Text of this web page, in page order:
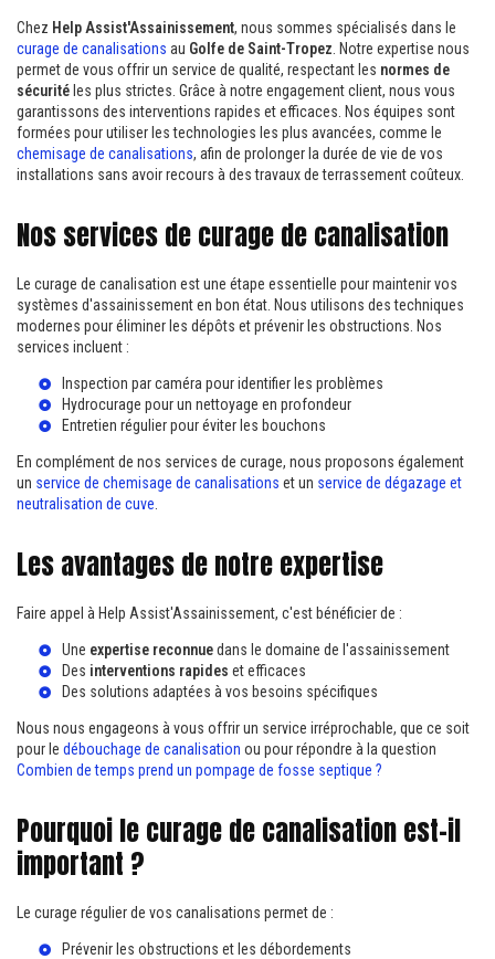
Chez Help Assist'Assainissement, nous sommes spécialisés dans le
curage de canalisations au Golfe de Saint-Tropez . Notre expertise nous
permet de vous offrir un service de qualité, respectant les normes de
sécurité les plus strictes. Grâce à notre engagement client, nous vous
garantissons des interventions rapides et efficaces. Nos équipes sont
formées pour utiliser les technologies les plus avancées, comme le
chemisage de canalisations, afin de prolonger la durée de vie de vos
installations sans avoir recours à des travaux de terrassement coûteux.
Nos services de curage de canalisation
Le curage de canalisation est une étape essentielle pour maintenir vos
systèmes d'assainissement en bon état. Nous utilisons des techniques
modernes pour éliminer les dépôts et prévenir les obstructions. Nos
services incluent :
Inspection par caméra pour identifier les problèmes
Hydrocurage pour un nettoyage en profondeur
Entretien régulier pour éviter les bouchons
En complément de nos services de curage, nous proposons également
un service de chemisage de canalisations et un service de dégazage et
neutralisation de cuve
Les avantages de notre expertise
Faire appel à Help Assist'Assainissement, c'est bénéficier de :
Une expertise reconnuedans le domaine de l'assainissement
Des interventions rapides et efficaces
Des solutions adaptées à vos besoins spécifiques
Nous nous engageons à vous offrir un service irréprochable, que ce soit
pour le débouchage de canalisation ou pour répondre à la question
Combien de temps prend un pompage de fosse septique ?
Pourquoi le curage de canalisation est-il
important ?
Le curage régulier de vos canalisations permet de :
Prévenir les obstructions et les débordements